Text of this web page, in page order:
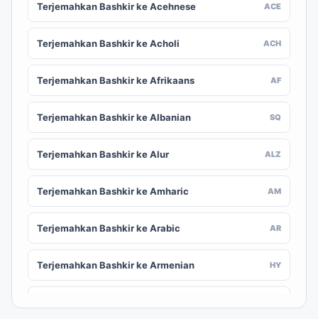
Terjemahkan Bashkir ke Acehnese ACE
Terjemahkan Bashkir ke Acholi ACH
Terjemahkan Bashkir ke Afrikaans AF
Terjemahkan Bashkir ke Albanian SQ
Terjemahkan Bashkir ke Alur ALZ
Terjemahkan Bashkir ke Amharic AM
Terjemahkan Bashkir ke Arabic AR
Terjemahkan Bashkir ke Armenian HY